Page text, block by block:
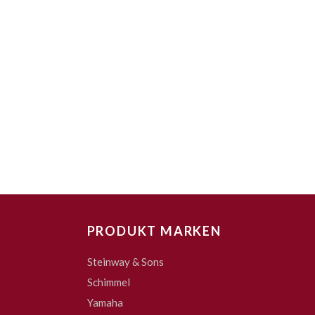
PRODUKT MARKEN
Steinway & Sons
Schimmel
Yamaha